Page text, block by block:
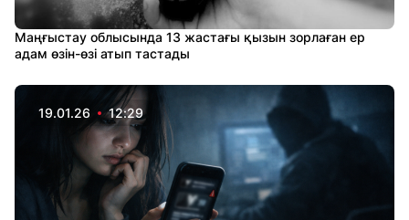
Маңғыстау облысында 13 жастағы қызын зорлаған ер
адам өзін-өзі атып тастады
19.01.26 12:29